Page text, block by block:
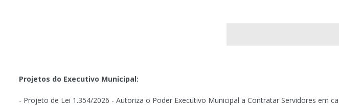
Projetos do Executivo Municipal:
- Projeto de Lei 1.354/2026 - Autoriza o Poder Executivo Municipal a Contratar Servidores em